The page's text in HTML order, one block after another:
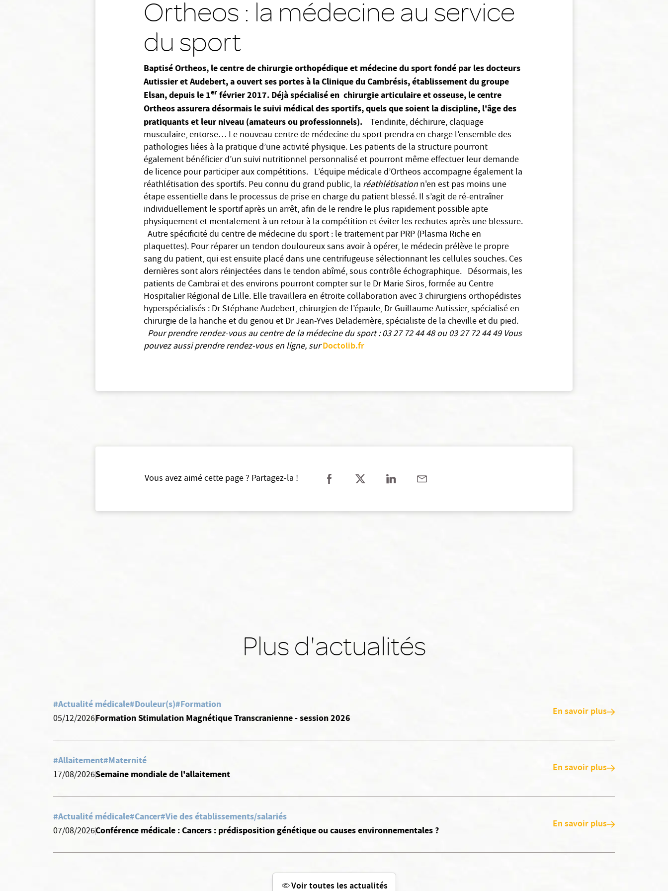
Ortheos : la médecine au service
du sport
Baptisé Ortheos, le centre de chirurgie orthopédique et médecine du sport fondé par les docteurs
Autissier et Audebert,a ouvert ses portes à la Clinique du Cambrésis, établissement du groupe
Elsan, depuis le 1er février 2017. Déjà spécialisé en chirurgie articulaire et osseuse, le centre
Ortheos assurera désormais le suivi médical des sportifs,quels que soient la discipline, l'âge des
pratiquants et leur niveau (amateurs ou professionnels).
Tendinite, déchirure, claquage
musculaire, entorse… Le nouveau centre de médecine du sport prendra en charge l’ensemble des
pathologies liées à la pratique d’une activité physique. Les patients de la structure pourront
également bénéficier d’un suivi nutritionnel personnalisé et pourront même effectuer leur demande
de licence pour participer aux compétitions. L’équipe médicale d’Ortheos accompagne également la
réathlétisation des sportifs. Peu connu du grand public, la réathlétisationn'en est pas moins une
étape essentielle dans le processus de prise en charge du patient blessé. Il s’agit de ré-entraîner
individuellement le sportif après un arrêt, afin de le rendre le plus rapidement possible apte
physiquement et mentalement à un retour à la compétition et éviter les rechutes après une blessure.
Autre spécificité du centre de médecine du sport : le traitement par PRP (Plasma Riche en
plaquettes). Pour réparer un tendon douloureux sans avoir à opérer, le médecin prélève le propre
sang du patient, qui est ensuite placé dans une centrifugeuse sélectionnant les cellules souches. Ces
dernières sont alors réinjectées dans le tendon abîmé, sous contrôle échographique. Désormais, les
patients de Cambrai et des environs pourront compter sur le Dr Marie Siros, formée au Centre
Hospitalier Régional de Lille. Elle travaillera en étroite collaboration avec 3 chirurgiens orthopédistes
hyperspécialisés : Dr Stéphane Audebert, chirurgien de l’épaule, Dr Guillaume Autissier, spécialisé en
chirurgie de la hanche et du genou et Dr Jean-Yves Deladerrière, spécialiste de la cheville et du pied.
Pour prendre rendez-vous au centre de la médecine du sport :03 27 72 44 48 ou 03 27 72 44 49 Vous
pouvez aussi prendre rendez-vous en ligne, surDoctolib.fr
Vous avez aimé cette page ? Partagez-la !
Plus d'actualités
#Actualité médicale#Douleur(s)#Formation
05/12/2026Formation Stimulation Magnétique Transcranienne - session 2026 En savoir plus
#Allaitement#Maternité
17/08/2026Semaine mondiale de l'allaitement En savoir plus
#Actualité médicale#Cancer#Vie des établissements/salariés
07/08/2026Conférence médicale : Cancers : prédisposition génétique ou causes environnementales ? En savoir plus
Voir toutes les actualités